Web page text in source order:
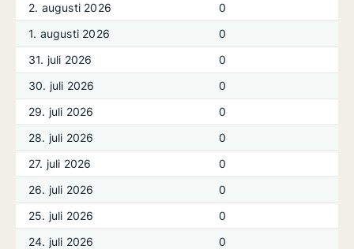
2. augusti 2026
0
1. augusti 2026
0
31. juli 2026
0
30. juli 2026
0
29. juli 2026
0
28. juli 2026
0
27. juli 2026
0
26. juli 2026
0
25. juli 2026
0
24. juli 2026
0